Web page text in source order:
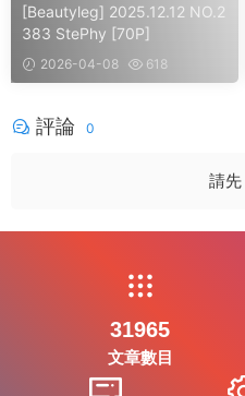
[Beautyleg] 2025.12.12 NO.2
383 StePhy [70P]
2026-04-08 618
評論 0
請先
31965
文章數目